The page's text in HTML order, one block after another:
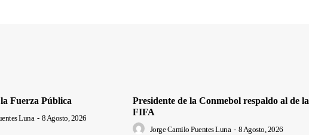
Fuerza Pública
Luna - 8 Agosto, 2026
Presidente de la Conmebol respaldo al de la
FIFA
Jorge Camilo Puentes Luna - 8 Agosto, 2026